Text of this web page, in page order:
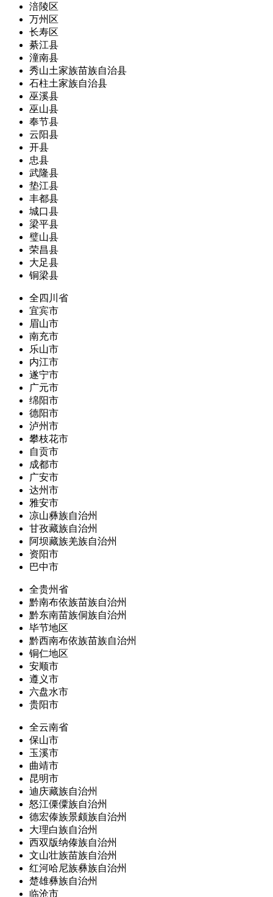
涪陵区
万州区
长寿区
綦江县
潼南县
秀山土家族苗族自治县
石柱土家族自治县
巫溪县
巫山县
奉节县
云阳县
开县
忠县
武隆县
垫江县
丰都县
城口县
梁平县
璧山县
荣昌县
大足县
铜梁县
全四川省
宜宾市
眉山市
南充市
乐山市
内江市
遂宁市
广元市
绵阳市
德阳市
泸州市
攀枝花市
自贡市
成都市
广安市
达州市
雅安市
凉山彝族自治州
甘孜藏族自治州
阿坝藏族羌族自治州
资阳市
巴中市
全贵州省
黔南布依族苗族自治州
黔东南苗族侗族自治州
毕节地区
黔西南布依族苗族自治州
铜仁地区
安顺市
遵义市
六盘水市
贵阳市
全云南省
保山市
玉溪市
曲靖市
昆明市
迪庆藏族自治州
怒江傈僳族自治州
德宏傣族景颇族自治州
大理白族自治州
西双版纳傣族自治州
文山壮族苗族自治州
红河哈尼族彝族自治州
楚雄彝族自治州
临沧市